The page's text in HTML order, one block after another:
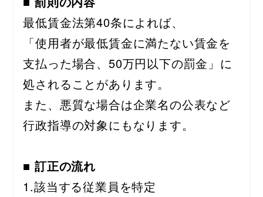
最低賃金法第40条によれば、
「使用者が最低賃金に満たない賃金を
支払った場合、50万円以下の罰金」に
処されることがあります。
また、悪質な場合は企業名の公表など
行政指導の対象にもなります。
■ 訂正の流れ
1.該当する従業員を特定